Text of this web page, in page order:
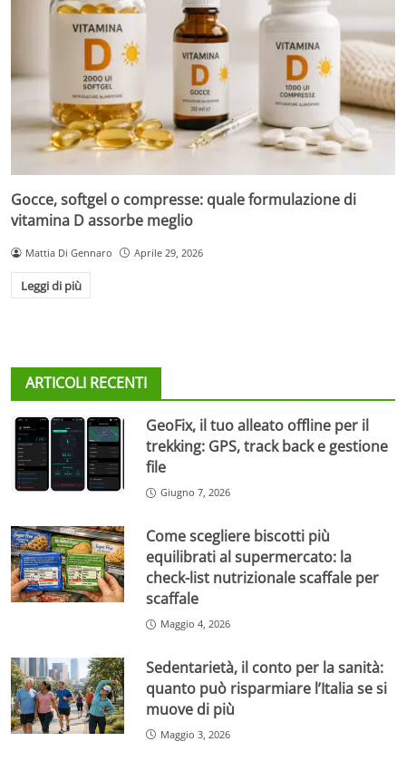
Gocce, softgel o compresse: quale formulazione di
vitamina D assorbe meglio
Mattia Di Gennaro Aprile 29, 2026
Leggi di più
ARTICOLI RECENTI
GeoFix, il tuo alleato offline per il
trekking: GPS, track back e gestione
file
Giugno 7, 2026
Come scegliere biscotti più
equilibrati al supermercato: la
check-list nutrizionale scaffale per
scaffale
Maggio 4, 2026
Sedentarietà, il conto per la sanità:
quanto può risparmiare l’Italia se si
muove di più
Maggio 3, 2026